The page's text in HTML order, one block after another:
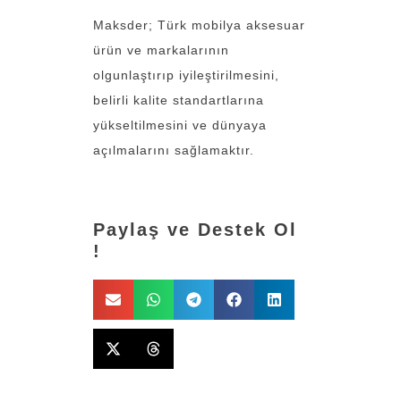
Maksder; Türk mobilya aksesuar
ürün ve markalarının
olgunlaştırıp iyileştirilmesini,
belirli kalite standartlarına
yükseltilmesini ve dünyaya
açılmalarını sağlamaktır.
Paylaş ve Destek Ol
!